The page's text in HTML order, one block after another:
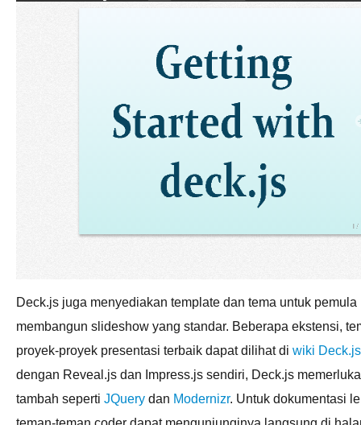
Deck.js juga menyediakan template dan tema untuk pemula
membangun slideshow yang standar. Beberapa ekstensi,
proyek-proyek presentasi terbaik dapat dilihat di wiki Deck.js
dengan Reveal.js dan Impress.js sendiri, Deck.js
tambah seperti JQuery dan Modernizr. Untuk dokumentasi